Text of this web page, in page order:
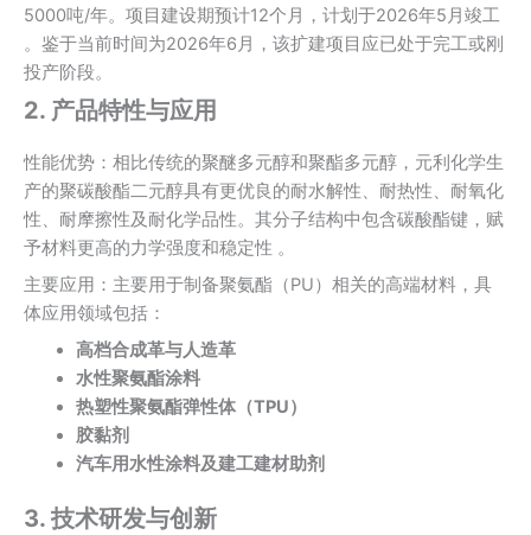
5000吨/年。项目建设期预计12个月，计划于2026年5月竣工
。鉴于当前时间为2026年6月，该扩建项目应已处于完工或刚
投产阶段。‌‌
2. 产品特性与应用
‌性能优势‌：相比传统的聚醚多元醇和聚酯多元醇，元利化学生
产的聚碳酸酯二元醇具有更优良的‌耐水解性、耐热性、耐氧化
性、耐摩擦性及耐化学品性‌。其分子结构中包含碳酸酯键，赋
予材料更高的力学强度和稳定性 。
‌主要应用‌：主要用于制备‌聚氨酯（PU）‌相关的高端材料，具
体应用领域包括：
‌高档合成革与人造革
水性聚氨酯涂料
‌热塑性聚氨酯弹性体（TPU）
‌胶黏剂
汽车用水性涂料及建工建材助剂‌
3. 技术研发与创新